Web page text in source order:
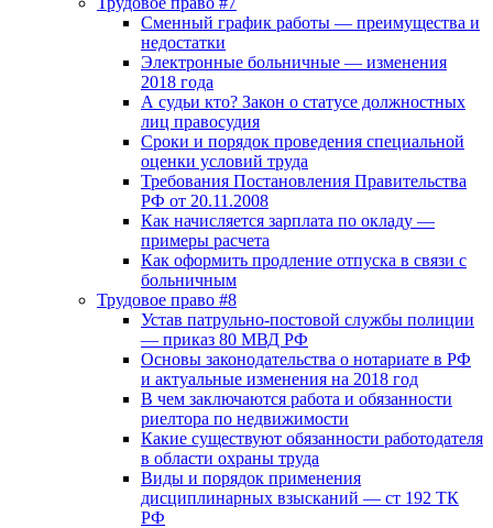
Сменный график работы — преимущества и
недостатки
Электронные больничные — изменения
2018 года
А судьи кто? Закон о статусе должностных
лиц правосудия
Сроки и порядок проведения специальной
оценки условий труда
Требования Постановления Правительства
РФ от 20.11.2008
Как начисляется зарплата по окладу —
примеры расчета
Как оформить продление отпуска в связи с
больничным
Трудовое право #8
Устав патрульно-постовой службы полиции
— приказ 80 МВД РФ
Основы законодательства о нотариате в РФ
и актуальные изменения на 2018 год
В чем заключаются работа и обязанности
риелтора по недвижимости
Какие существуют обязанности работодателя
в области охраны труда
Виды и порядок применения
дисциплинарных взысканий — ст 192 ТК
РФ